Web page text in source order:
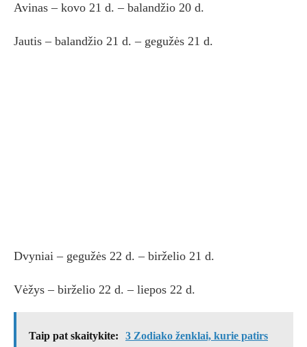
Avinas – kovo 21 d. – balandžio 20 d.
Jautis – balandžio 21 d. – gegužės 21 d.
Dvyniai – gegužės 22 d. – birželio 21 d.
Vėžys – birželio 22 d. – liepos 22 d.
Taip pat skaitykite:
3 Zodiako ženklai, kurie patirs